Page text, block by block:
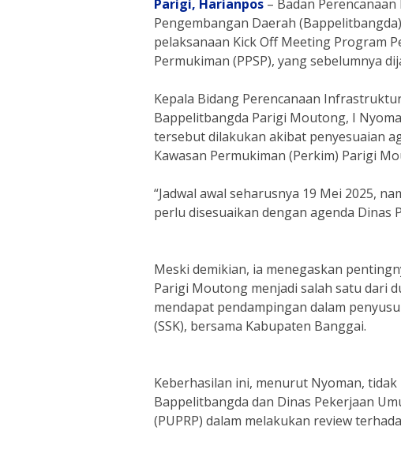
Parigi, Harianpos – Badan
Pengembangan Daerah
pelaksanaan Kick Off Meeting Program
Permukiman (PPSP), yang sebelumnya
Kepala Bidang Perencanaan
Bappelitbangda Parigi Moutong, I
tersebut dilakukan akibat penyesuaian
Kawasan Permukiman (Perkim) Parigi
“Jadwal awal seharusnya 19 Mei 2025,
perlu disesuaikan dengan agenda Dinas
Meski demikian, ia menegaskan
Parigi Moutong menjadi salah satu dari
mendapat pendampingan dalam
(SSK), bersama Kabupaten Banggai.
Keberhasilan ini, menurut Nyoman,
Bappelitbangda dan Dinas Pekerjaan
(PUPRP) dalam melakukan review